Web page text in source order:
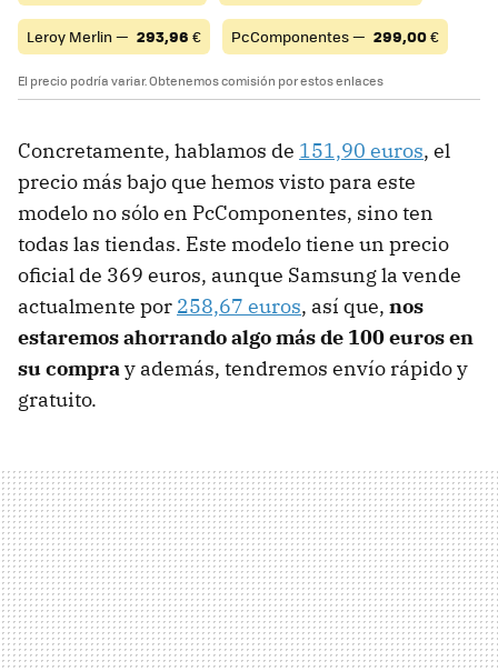
Leroy Merlin — 293,96 € PcComponentes — 299,00€
El precio podría variar. Obtenemos comisión por estos enlaces
Concretamente, hablamos de 151,90 euros, el
precio más bajo que hemos visto para este
modelo no sólo en PcComponentes, sino ten
todas las tiendas. Este modelo tiene un precio
oficial de 369 euros, aunque Samsung la vende
actualmente por 258,67 euros, así que, nos
estaremos ahorrando algo más de 100 euros en
su compray además, tendremos envío rápido y
gratuito.